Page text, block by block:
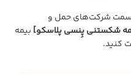
سمت شرکت‌های حمل و
شکستنی پِنسی پلاسکو] بیمه
کنید.